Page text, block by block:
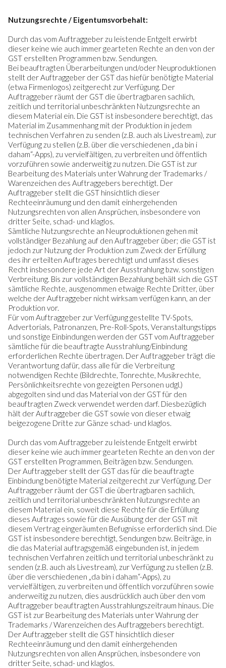
Nutzungsrechte / Eigentumsvorbehalt:
Durch das vom Auftraggeber zu leistende Entgelt erwirbt
dieser keine wie auch immer gearteten Rechte an den von der
GST erstellten Programmen bzw. Sendungen.
Bei beauftragten Überarbeitungen und/oder Neuproduktionen
stellt der Auftraggeber der GST das hiefür benötigte Material
(etwa Firmenlogos) zeitgerecht zur Verfügung. Der
Auftraggeber räumt der GST die übertragbaren sachlich,
zeitlich und territorial unbeschränkten Nutzungsrechte an
diesem Material ein. Die GST ist insbesondere berechtigt, das
Material im Zusammenhang mit der Produktion in jedem
technischen Verfahren zu senden (z.B. auch als Livestream), zur
Verfügung zu stellen (z.B. über die verschiedenen „da bin i
daham“-Apps), zu vervielfältigen, zu verbreiten und öffentlich
vorzuführen sowie anderweitig zu nutzen. Die GST ist zur
Bearbeitung des Materials unter Wahrung der Trademarks /
Warenzeichen des Auftraggebers berechtigt. Der
Auftraggeber stellt die GST hinsichtlich dieser
Rechteeinräumung und den damit einhergehenden
Nutzungsrechten von allen Ansprüchen, insbesondere von
dritter Seite, schad- und klaglos.
Sämtliche Nutzungsrechte an Neuproduktionen gehen mit
vollständiger Bezahlung auf den Auftraggeber über; die GST ist
jedoch zur Nutzung der Produktion zum Zweck der Erfüllung
des ihr erteilten Auftrages berechtigt und umfasst dieses
Recht insbesondere jede Art der Ausstrahlung bzw. sonstigen
Verbreitung. Bis zur vollständigen Bezahlung behält sich die GST
sämtliche Rechte, ausgenommen etwaige Rechte Dritter, über
welche der Auftraggeber nicht wirksam verfügen kann, an der
Produktion vor.
Für vom Auftraggeber zur Verfügung gestellte TV-Spots,
Advertorials, Patronanzen, Pre-Roll-Spots, Veranstaltungstipps
und sonstige Einbindungen werden der GST vom Auftraggeber
sämtliche für die beauftragte Ausstrahlung/Einbindung
erforderlichen Rechte übertragen. Der Auftraggeber trägt die
Verantwortung dafür, dass alle für die Verbreitung
notwendigen Rechte (Bildrechte, Tonrechte, Musikrechte,
Persönlichkeitsrechte von gezeigten Personen udgl.)
abgegolten sind und das Material von der GST für den
beauftragten Zweck verwendet werden darf. Diesbezüglich
hält der Auftraggeber die GST sowie von dieser etwaig
beigezogene Dritte zur Gänze schad- und klaglos.
Durch das vom Auftraggeber zu leistende Entgelt erwirbt
dieser keine wie auch immer gearteten Rechte an den von der
GST erstellten Programmen, Beiträgen bzw. Sendungen.
Der Auftraggeber stellt der GST das für die beauftragte
Einbindung benötigte Material zeitgerecht zur Verfügung. Der
Auftraggeber räumt der GST die übertragbaren sachlich,
zeitlich und territorial unbeschränkten Nutzungsrechte an
diesem Material ein, soweit diese Rechte für die Erfüllung
dieses Auftrages sowie für die Ausübung der der GST mit
diesem Vertrag eingeräumten Befugnisse erforderlich sind. Die
GST ist insbesondere berechtigt, Sendungen bzw. Beiträge, in
die das Material auftragsgemäß eingebunden ist, in jedem
technischen Verfahren zeitlich und territorial unbeschränkt zu
senden (z.B. auch als Livestream), zur Verfügung zu stellen (z.B.
über die verschiedenen „da bin i daham“-Apps), zu
vervielfältigen, zu verbreiten und öffentlich vorzuführen sowie
anderweitig zu nutzen, dies ausdrücklich auch über den vom
Auftraggeber beauftragten Ausstrahlungszeitraum hinaus. Die
GST ist zur Bearbeitung des Materials unter Wahrung der
Trademarks / Warenzeichen des Auftraggebers berechtigt.
Der Auftraggeber stellt die GST hinsichtlich dieser
Rechteeinräumung und den damit einhergehenden
Nutzungsrechten von allen Ansprüchen, insbesondere von
dritter Seite, schad- und klaglos.